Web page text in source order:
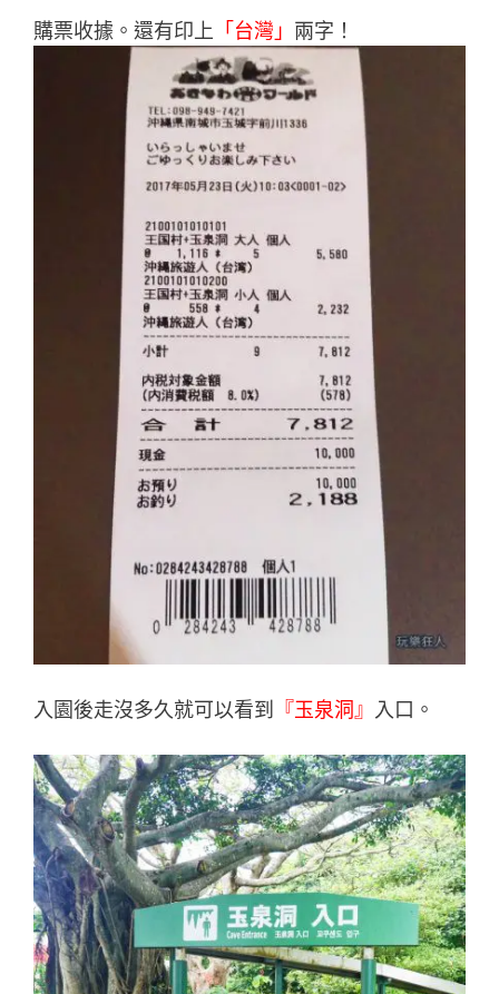
購票收據。還有印上 「台灣」 兩字！
入園後走沒多久就可以看到 『玉泉洞』 入口。